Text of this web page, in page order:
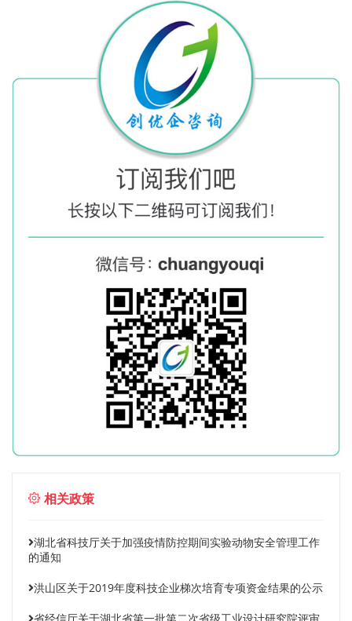
相关政策
湖北省科技厅关于加强疫情防控期间实验动物安全管理工作
的通知
洪山区关于2019年度科技企业梯次培育专项资金结果的公示